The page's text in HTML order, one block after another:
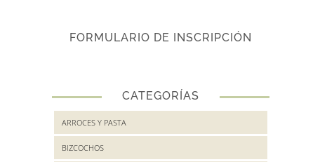
FORMULARIO DE INSCRIPCIÓN
CATEGORÍAS
ARROCES Y PASTA
BIZCOCHOS